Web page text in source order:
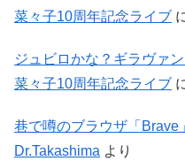
菜々子10周年記念ライブ
ジュビロかな？ギラヴァ
菜々子10周年記念ライブ
巷で噂のブラウザ「Brave
Dr.Takashima より